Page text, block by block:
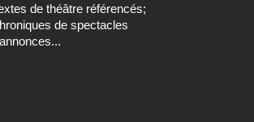
de théâtre référencés;
de spectacles